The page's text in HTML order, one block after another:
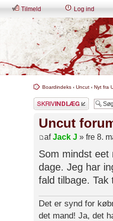
Tilmeld Log ind
Boardindeks ‹ Uncut ‹ Nyt fra
Skriv et svar
Uncut
afJack J » fre 8.
Som mindst
dage. Jeg har
fald tilbage.
Det er synd for
det mand! Ja, det